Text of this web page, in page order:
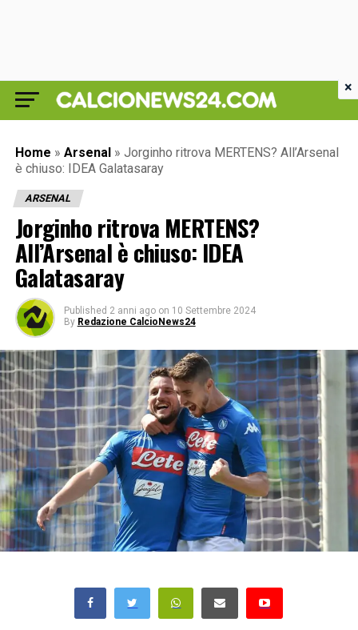
Home » Arsenal » Jorginho ritrova MERTENS? All’Arsenal
è chiuso: IDEA Galatasaray
ARSENAL
Jorginho ritrova MERTENS?
All’Arsenal è chiuso: IDEA
Galatasaray
Published 2 anni ago on 10 Settembre 2024
By Redazione CalcioNews24
×